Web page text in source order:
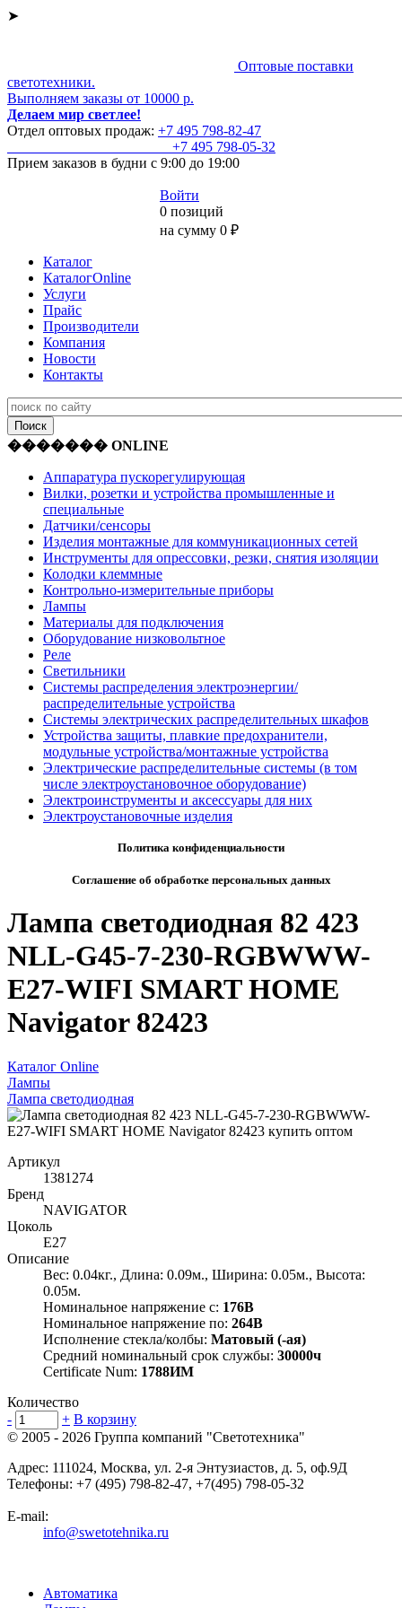
➤
Оптовые поставки
светотехники.
Выполняем заказы от 10000 р.
Делаем мир светлее!
Отдел оптовых продаж: +7 495 798-82-47
+7 495 798-05-32
Прием заказов в будни с 9:00 до 19:00
Войти
0 позиций
на сумму 0 ₽
Каталог
КаталогOnline
Услуги
Прайс
Производители
Компания
Новости
Контакты
������� ONLINE
Аппаратура пускорегулирующая
Вилки, розетки и устройства промышленные и
специальные
Датчики/сенсоры
Изделия монтажные для коммуникационных сетей
Инструменты для опрессовки, резки, снятия изоляции
Колодки клеммные
Контрольно-измерительные приборы
Лампы
Материалы для подключения
Оборудование низковольтное
Реле
Светильники
Системы распределения электроэнергии/
распределительные устройства
Системы электрических распределительных шкафов
Устройства защиты, плавкие предохранители,
модульные устройства/монтажные устройства
Электрические распределительные системы (в том
числе электроустановочное оборудование)
Электроинструменты и аксессуары для них
Электроустановочные изделия
Политика конфиденциальности
Соглашение об обработке персональных данных
Лампа светодиодная 82 423
NLL-G45-7-230-RGBWWW-
E27-WIFI SMART HOME
Navigator 82423
Каталог Online
Лампы
Лампа светодиодная
Артикул
1381274
Бренд
NAVIGATOR
Цоколь
E27
Описание
Вес: 0.04кг., Длина: 0.09м., Ширина: 0.05м., Высота:
0.05м.
Номинальное напряжение с: 176В
Номинальное напряжение по: 264В
Исполнение стекла/колбы: Матовый (-ая)
Средний номинальный срок службы: 30000ч
Certificate Num: 1788ИМ
Количество
-
+ В корзину
© 2005 - 2026 Группа компаний "Светотехника"
Адрес: 111024, Москва, ул. 2-я Энтузиастов, д. 5, оф.9Д
Телефоны: +7 (495) 798-82-47, +7(495) 798-05-32
E-mail:
info@swetotehnika.ru
Автоматика